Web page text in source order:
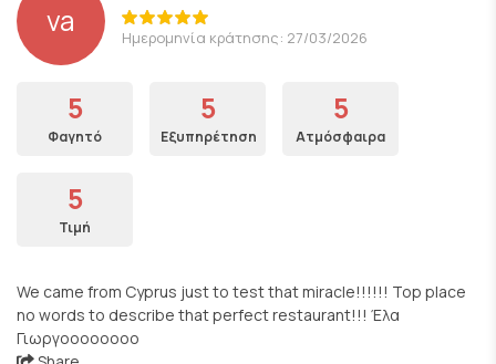
va Ημερομηνία κράτησης: 27/03/2026
5
Φαγητό
5
Εξυπηρέτηση
5
Ατμόσφαιρα
5
Τιμή
We came from Cyprus just to test that miracle!!!!!! Top place
no words to describe that perfect restaurant!!! Έλα
Γιωργοοοοοοοο